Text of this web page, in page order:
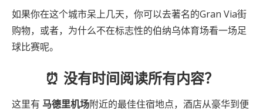
如果你在这个城市呆上几天，你可以去著名的Gran Via街
购物，或者，为什么不在标志性的伯纳乌体育场看一场足
球比赛呢。
⏰ 没有时间阅读所有内容？
这里有 马德里机场附近的最佳住宿地点，酒店从豪华到便